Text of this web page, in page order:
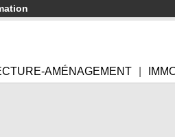
AMÉNAGEMENT